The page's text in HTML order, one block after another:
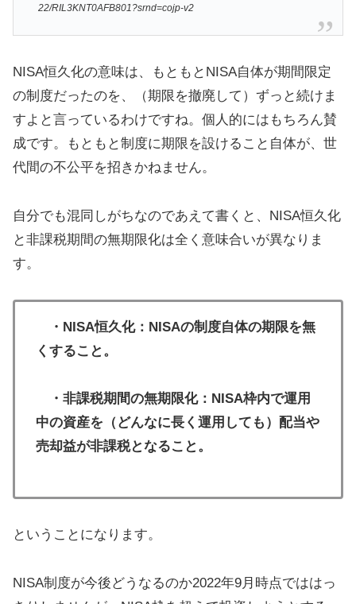
22/RIL3KNT0AFB801?srnd=cojp-v2
NISA恒久化の意味は、もともとNISA自体が期間限定
の制度だったのを、（期限を撤廃して）ずっと続けま
すよと言っているわけですね。個人的にはもちろん賛
成です。もともと制度に期限を設けること自体が、世
代間の不公平を招きかねません。
自分でも混同しがちなのであえて書くと、NISA恒久化
と非課税期間の無期限化は全く意味合いが異なりま
す。
・NISA恒久化：NISAの制度自体の期限を無
くすること。
・非課税期間の無期限化：NISA枠内で運用
中の資産を（どんなに長く運用しても）配当や
売却益が非課税となること。
ということになります。
NISA制度が今後どうなるのか2022年9月時点でははっ